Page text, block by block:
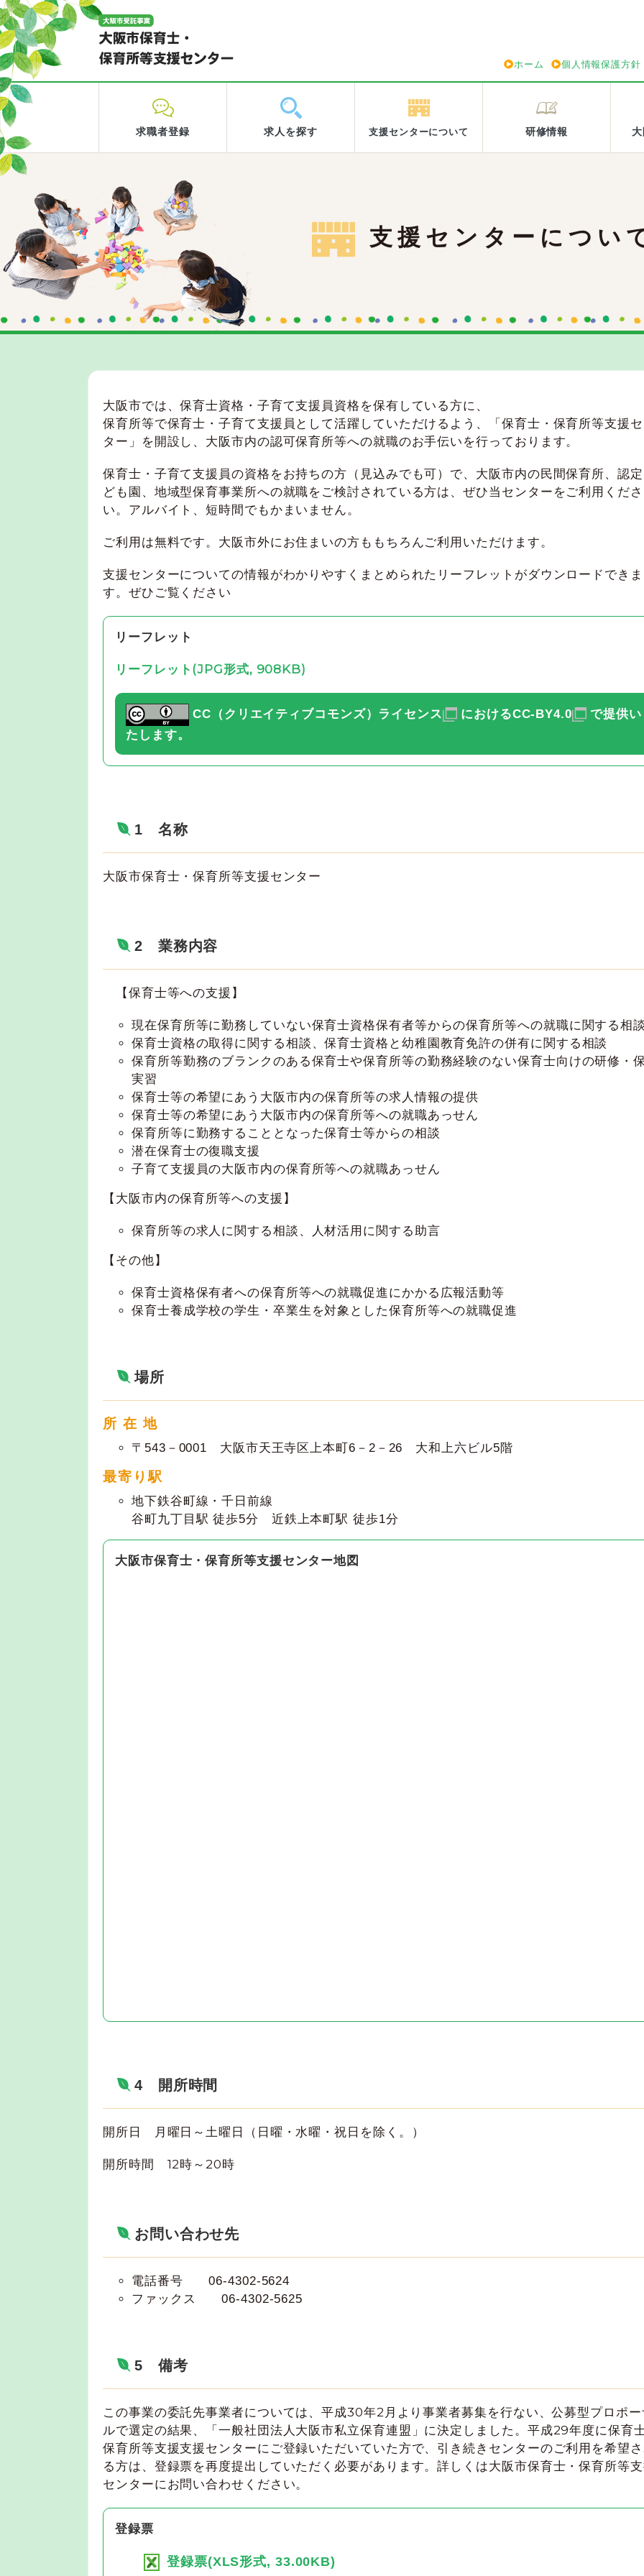
ホーム 個人情報保護方針
求職者登録 求人を探す 支援センターについて 研修情報
支援センターについ
大阪市では、保育士資格・子育て支援員資格を保有している方に、
保育所等で保育士・子育て支援員として活躍していただけるよう、「保育士・保育所等支援
ター」を開設し、大阪市内の認可保育所等への就職のお手伝いを行っております。
保育士・子育て支援員の資格をお持ちの方（見込みでも可）で、大阪市内の民間保育所、認
ども園、地域型保育事業所への就職をご検討されている方は、ぜひ当センターをご利用くださ
い。アルバイト、短時間でもかまいません。
ご利用は無料です。大阪市外にお住まいの方ももちろんご利用いただけます。
支援センターについての情報がわかりやすくまとめられたリーフレットがダウンロードできま
す。ぜひご覧ください
リーフレット
リーフレット(JPG形式, 908KB)
CC（クリエイティブコモンズ）ライセンス におけるCC-BY4.0
で提供い
たします。
1 名称
大阪市保育士・保育所等支援センター
2 業務内容
【保育士等への支援】
現在保育所等に勤務していない保育士資格保有者等からの保育所等への就職に関する相
保育士資格の取得に関する相談、保育士資格と幼稚園教育免許の併有に関する相談
保育所等勤務のブランクのある保育士や保育所等の勤務経験のない保育士向けの研修・
実習
保育士等の希望にあう大阪市内の保育所等の求人情報の提供
保育士等の希望にあう大阪市内の保育所等への就職あっせん
保育所等に勤務することとなった保育士等からの相談
潜在保育士の復職支援
子育て支援員の大阪市内の保育所等への就職あっせん
【大阪市内の保育所等への支援】
保育所等の求人に関する相談、人材活用に関する助言
【その他】
保育士資格保有者への保育所等への就職促進にかかる広報活動等
保育士養成学校の学生・卒業生を対象とした保育所等への就職促進
場所
所 在 地
〒543－0001 大阪市天王寺区上本町6－2－26 大和上六ビル5階
最寄り駅
地下鉄谷町線・千日前線
谷町九丁目駅 徒歩5分 近鉄上本町駅 徒歩1分
大阪市保育士・保育所等支援センター地図
4 開所時間
開所日 月曜日～土曜日（日曜・水曜・祝日を除く。）
開所時間 12時～20時
お問い合わせ先
電話番号 06-4302-5624
ファックス 06-4302-5625
5 備考
この事業の委託先事業者については、平成30年2月より事業者募集を行ない、公募型プロポ
ルで選定の結果、「一般社団法人大阪市私立保育連盟」に決定しました。平成29年度に保育
保育所等支援支援センターにご登録いただいていた方で、引き続きセンターのご利用を希望
る方は、登録票を再度提出していただく必要があります。詳しくは大阪市保育士・保育所等
センターにお問い合わせください。
登録票
登録票(XLS形式, 33.00KB)